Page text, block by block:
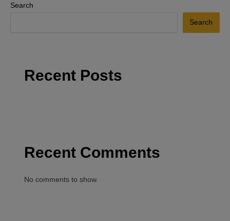
Search
Search
Recent Posts
Recent Comments
No comments to show.